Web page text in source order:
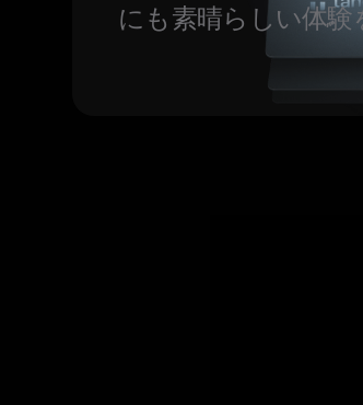
にも素晴らしい体験